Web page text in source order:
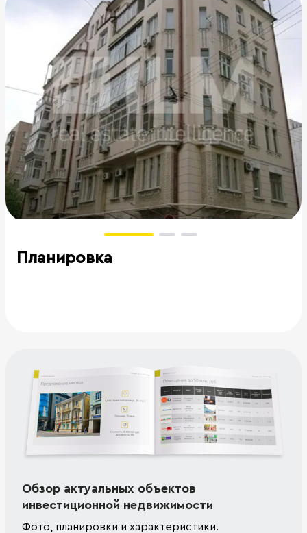
Планировка
Обзор актуальных объектов
инвестиционной недвижимости
Фото, планировки и характеристики.